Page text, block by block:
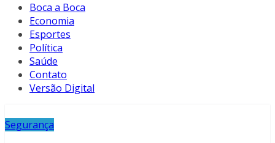
Boca a Boca
Economia
Esportes
Política
Saúde
Contato
Versão Digital
Segurança